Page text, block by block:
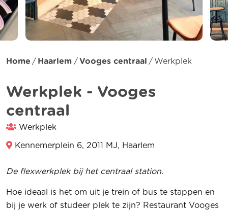
Home Haarlem Vooges centraal Werkplek
Werkplek - Vooges
centraal
Werkplek
Kennemerplein 6, 2011 MJ, Haarlem
De flexwerkplek bij het centraal station.
Hoe ideaal is het om uit je trein of bus te stappen en
bij je werk of studeer plek te zijn? Restaurant Vooges